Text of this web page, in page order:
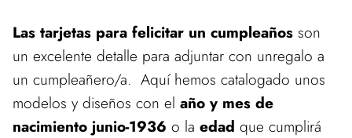
Las tarjetas para felicitar un cumpleaños son
un excelente detalle para adjuntar con unregalo a
un cumpleañero/a. Aquí hemos catalogado unos
modelos y diseños con el año y mes de
nacimiento junio-1936 o la edad que cumplirá